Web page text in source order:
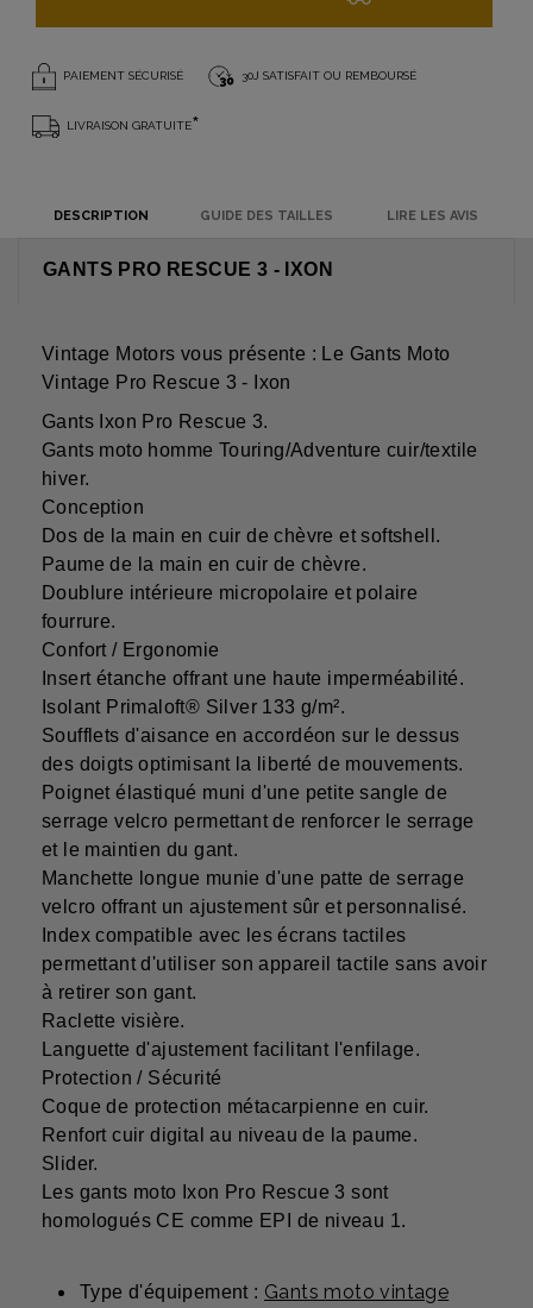
PAIEMENT SÉCURISÉ 30J SATISFAIT OU REMBOURSÉ
LIVRAISON GRATUITE*
DESCRIPTION GUIDE DES TAILLES LIRE LES AVIS
GANTS PRO RESCUE 3 - IXON
Vintage Motors vous présente : Le Gants Moto
Vintage Pro Rescue 3 - Ixon
Gants Ixon Pro Rescue 3.
Gants moto homme Touring/Adventure cuir/textile
hiver.
Conception
Dos de la main en cuir de chèvre et softshell.
Paume de la main en cuir de chèvre.
Doublure intérieure micropolaire et polaire
fourrure.
Confort / Ergonomie
Insert étanche offrant une haute imperméabilité.
Isolant Primaloft® Silver 133 g/m².
Soufflets d'aisance en accordéon sur le dessus
des doigts optimisant la liberté de mouvements.
Poignet élastiqué muni d'une petite sangle de
serrage velcro permettant de renforcer le serrage
et le maintien du gant.
Manchette longue munie d'une patte de serrage
velcro offrant un ajustement sûr et personnalisé.
Index compatible avec les écrans tactiles
permettant d'utiliser son appareil tactile sans avoir
à retirer son gant.
Raclette visière.
Languette d'ajustement facilitant l'enfilage.
Protection / Sécurité
Coque de protection métacarpienne en cuir.
Renfort cuir digital au niveau de la paume.
Slider.
Les gants moto Ixon Pro Rescue 3 sont
homologués CE comme EPI de niveau 1.
Type d'équipement : Gants moto vintage